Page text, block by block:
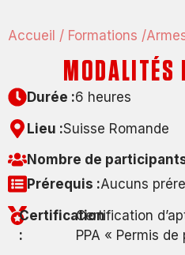
Accueil / Formations /
MODALITÉS
Durée :6 heures
Lieu :Suisse Romande
Nombre de
Prérequis :Aucuns
Certification
:
Certification
PPA « Permis de